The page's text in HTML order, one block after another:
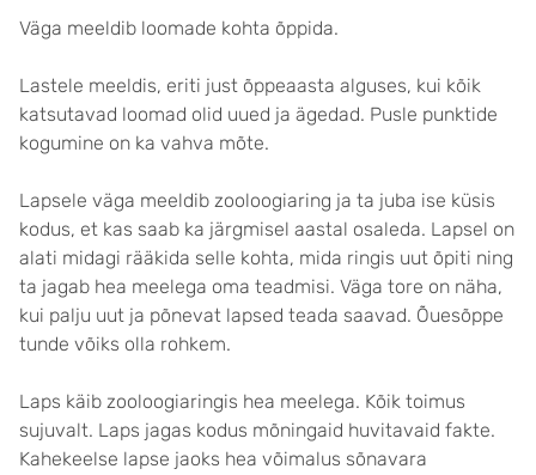
Väga meeldib loomade kohta õppida.
Lastele meeldis, eriti just õppeaasta alguses, kui kõik
katsutavad loomad olid uued ja ägedad. Pusle punktide
kogumine on ka vahva mõte.
Lapsele väga meeldib zooloogiaring ja ta juba ise küsis
kodus, et kas saab ka järgmisel aastal osaleda. Lapsel on
alati midagi rääkida selle kohta, mida ringis uut õpiti ning
ta jagab hea meelega oma teadmisi. Väga tore on näha,
kui palju uut ja põnevat lapsed teada saavad. Õuesõppe
tunde võiks olla rohkem.
Laps käib zooloogiaringis hea meelega. Kõik toimus
sujuvalt. Laps jagas kodus mõningaid huvitavaid fakte.
Kahekeelse lapse jaoks hea võimalus sõnavara